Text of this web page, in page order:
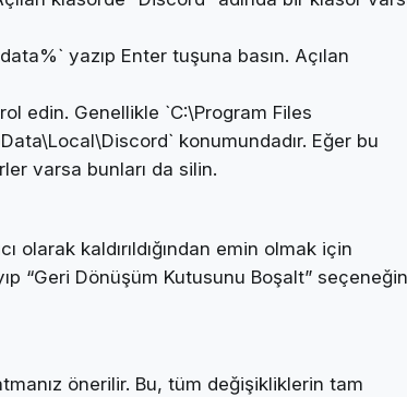
yazıp Enter tuşuna basın. Açılan
edin. Genellikle `C:\Program Files
konumundadır. Eğer bu
varsa bunları da silin.
olarak kaldırıldığından emin olmak için
“Geri Dönüşüm Kutusunu Boşalt”
önerilir. Bu, tüm değişikliklerin tam